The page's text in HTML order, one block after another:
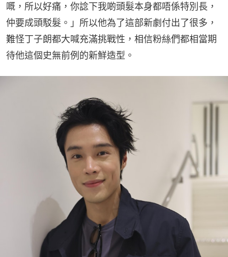
嘅，所以好痛，你諗下我啲頭髮本身都唔係特別長，
仲要成頭駁髮。」所以他為了這部新劇付出了很多，
難怪丁子朗都大喊充滿挑戰性，相信粉絲們都相當期
待他這個史無前例的新鮮造型。